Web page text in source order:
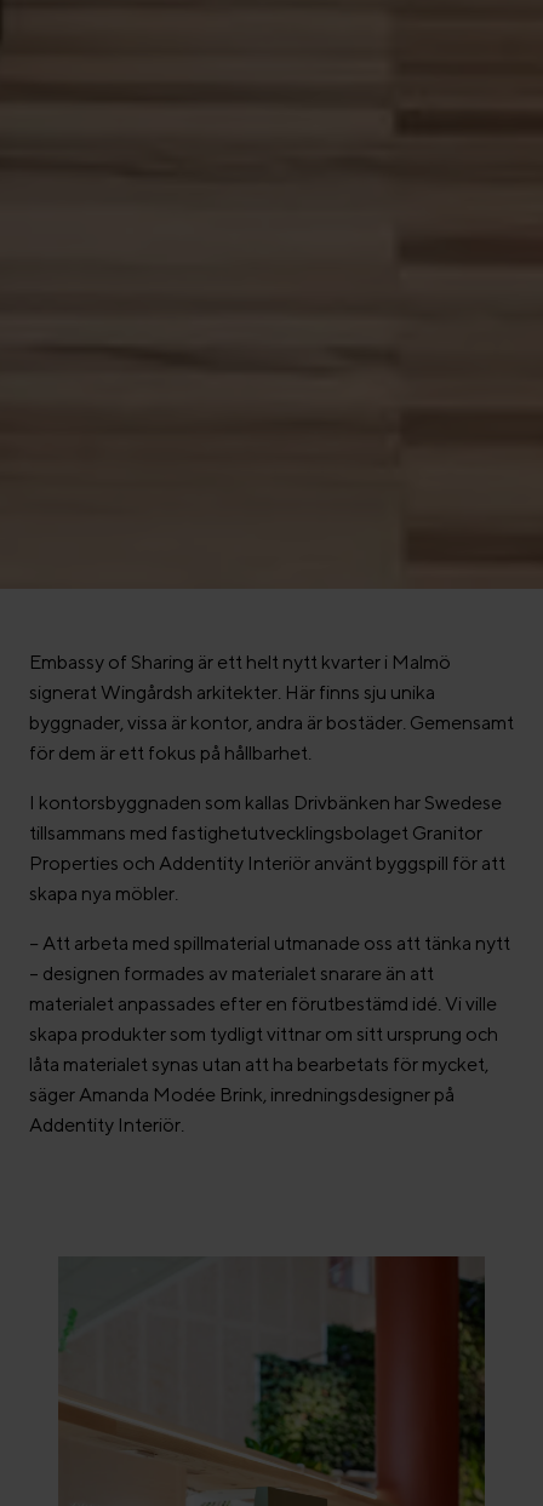
Embassy of Sharing är ett helt nytt kvarter i Malmö
signerat Wingårdsh arkitekter. Här finns sju unika
byggnader, vissa är kontor, andra är bostäder. Gemensamt
för dem är ett fokus på hållbarhet.
I kontorsbyggnaden som kallas Drivbänken har Swedese
tillsammans med fastighetutvecklingsbolaget Granitor
Properties och Addentity Interiör använt byggspill för att
skapa nya möbler.
– Att arbeta med spillmaterial utmanade oss att tänka nytt
– designen formades av materialet snarare än att
materialet anpassades efter en förutbestämd idé. Vi ville
skapa produkter som tydligt vittnar om sitt ursprung och
låta materialet synas utan att ha bearbetats för mycket,
säger Amanda Modée Brink, inredningsdesigner på
Addentity Interiör.